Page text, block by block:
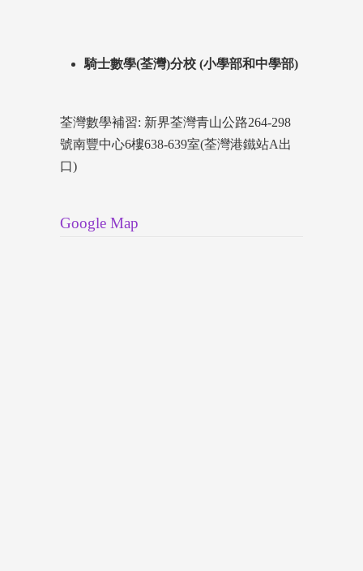
騎士數學(荃灣)分校 (小學部和中學部)
荃灣數學補習: 新界荃灣青山公路264-298
號南豐中心6樓638-639室(荃灣港鐵站A出
口)
Google Map